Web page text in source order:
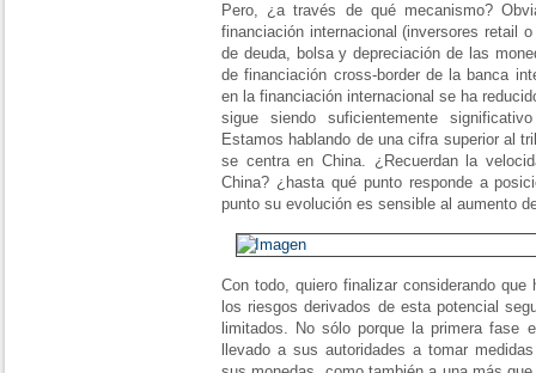
Pero, ¿a través de qué mecanismo?
financiación internacional (inversores retail
de deuda, bolsa y depreciación de las
de financiación cross-border de la banca
en la financiación internacional se ha
sigue siendo suficientemente
Estamos hablando de una cifra superior al
se centra en China. ¿Recuerdan la
China? ¿hasta qué punto responde a
punto su evolución es sensible al aumento
Con todo, quiero finalizar considerando que
los riesgos derivados de esta potencial
limitados. No sólo porque la primera fase
llevado a sus autoridades a tomar